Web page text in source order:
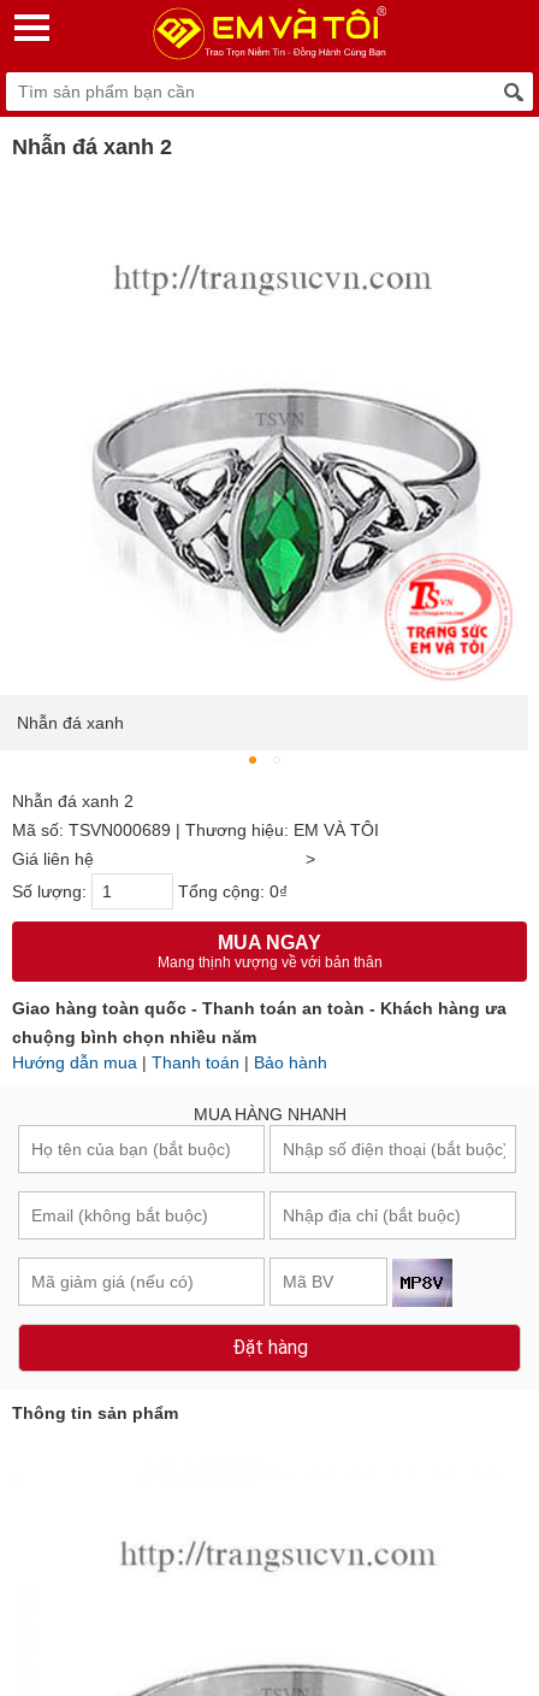
Nhẫn đá xanh 2
Nhẫn đá xanh
Nhẫn đá xanh 2
Mã số: TSVN000689 | Thương hiệu: EM VÀ TÔI
Giá liên hệ
>
Số lượng:
Tổng cộng: 0₫
MUA NGAY
Mang thịnh vượng về với bản thân
Giao hàng toàn quốc - Thanh toán an toàn - Khách hàng ưa
chuộng bình chọn nhiều năm
Hướng dẫn mua | Thanh toán | Bảo hành
MUA HÀNG NHANH
Đặt hàng
Thông tin sản phẩm